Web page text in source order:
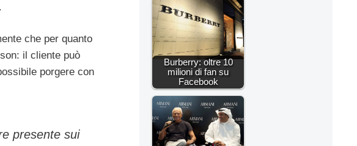
che per quanto
il cliente può
porgere con
presente sui
Burberry: oltre 10
milioni di fan su
Facebook